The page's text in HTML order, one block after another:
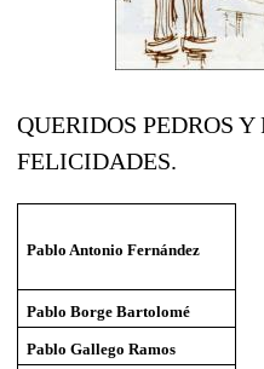
QUERIDOS PEDROS
FELICIDADES.
Pablo Antonio Fernández
Pablo Borge Bartolomé
Pablo Gallego Ramos